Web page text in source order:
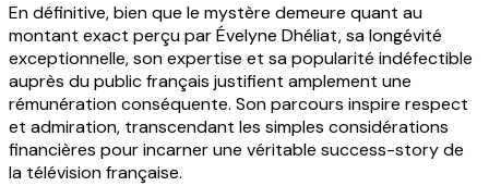
En définitive, bien que le mystère demeure quant au
montant exact perçu par Évelyne Dhéliat, sa longévité
exceptionnelle, son expertise et sa popularité indéfectible
auprès du public français justifient amplement une
rémunération conséquente. Son parcours inspire respect
et admiration, transcendant les simples considérations
financières pour incarner une véritable success-story de
la télévision française.